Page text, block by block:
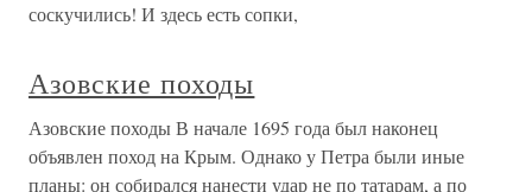
соскучились! И здесь есть сопки,
Азовские походы
Азовские походы В начале 1695 года был наконец
объявлен поход на Крым. Однако у Петра были иные
планы: он собирался нанести удар не по татарам, а по